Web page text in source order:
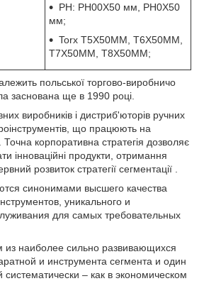
PH: PH00X50 мм, PH0X50
мм;
Torx T5X50MM, T6X50MM,
T7X50MM, T8X50MM;
польської торгово-виробничо
заснована ще в 1990 році.
виробників і дистриб'юторів ручних
що працюють на
корпоративна стратегія дозволяє
інноваційні продукти, отримання
розвиток стратегії сегментації .
синонимами высшего качества
уникального и
для самых требовательных
из наиболее сильно развивающихся
и инструмента сегмента и один
систематически – как в экономическом